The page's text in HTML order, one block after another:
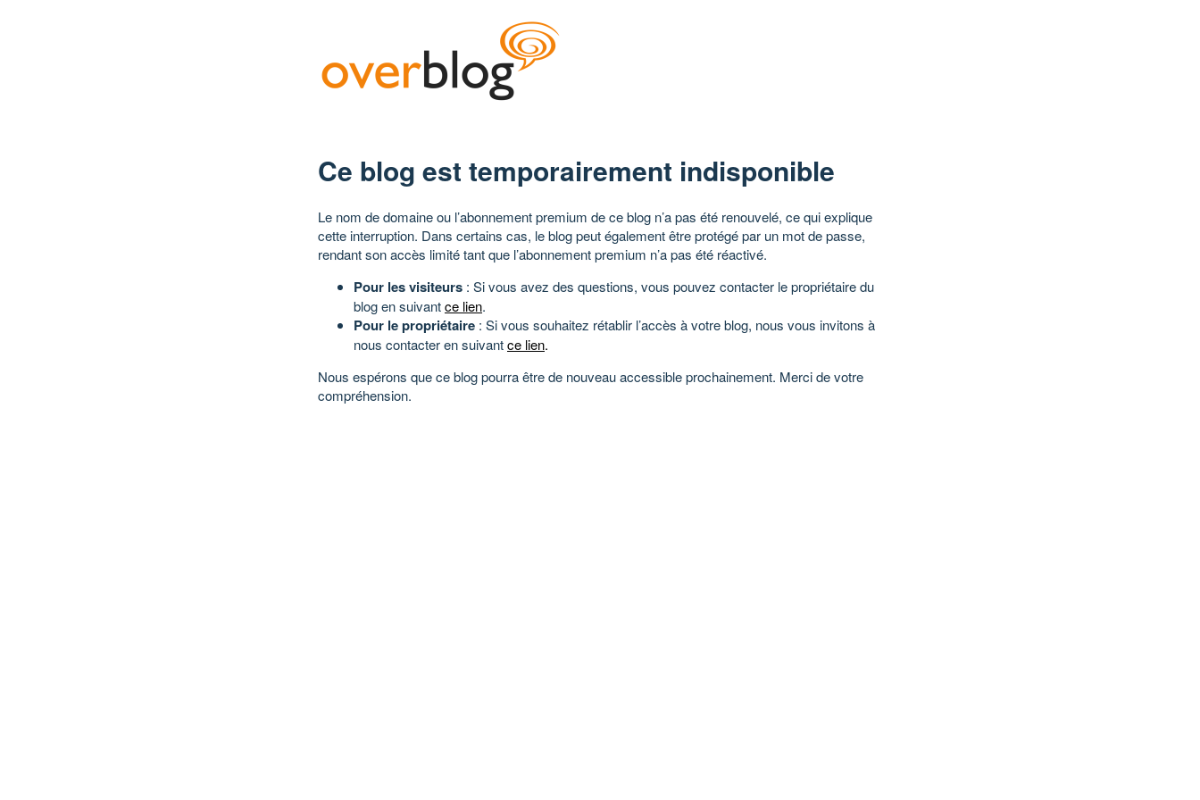
Ce blog est temporairement indisponible
Le nom de domaine ou l’abonnement premium de ce blog n’a pas été renouvelé, ce qui explique
cette interruption. Dans certains cas, le blog peut également être protégé par un mot de passe,
rendant son accès limité tant que l’abonnement premium n’a pas été réactivé.
Pour les visiteurs : Si vous avez des questions, vous pouvez contacter le propriétaire du
blog en suivantce lien.
Pour le propriétaire : Si vous souhaitez rétablir l’accès à votre blog, nous vous invitons à
nous contacter en suivantce lien.
Nous espérons que ce blog pourra être de nouveau accessible prochainement. Merci de votre
compréhension.